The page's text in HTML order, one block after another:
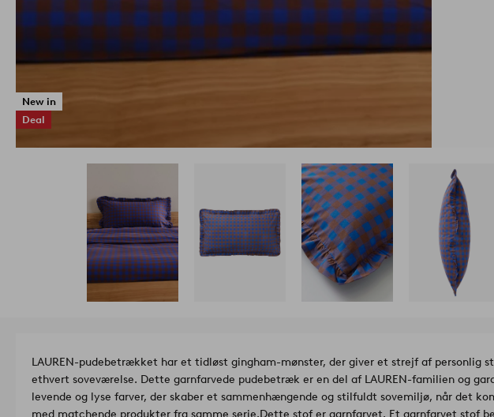
New in
Deal
LAUREN-pudebetrækket har et tidløst gingham-mønster, der giver et strejf af personlig
ethvert soveværelse. Dette garnfarvede pudebetræk er en del af LAUREN-familien og
levende og lyse farver, der skaber et sammenhængende og stilfuldt sovemiljø, når det
med matchende produkter fra samme serie.Dette stof er garnfarvet. Et garnfarvet stof